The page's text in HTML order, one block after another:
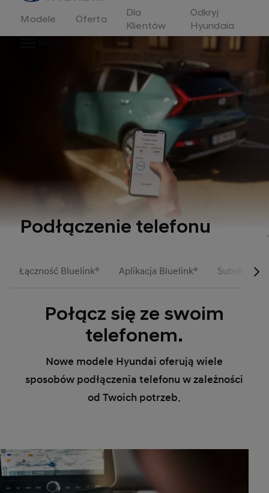
Modele Oferta
Dla
Klientów
Odkryj
Hyundaia
Podłączenie telefonu
Łączność Bluelink® Aplikacja Bluelink®
Połącz się ze swoim
telefonem.
Nowe modele Hyundai oferują wiele
sposobów podłączenia telefonu w zależności
od Twoich potrzeb.